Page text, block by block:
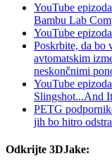
YouTube
Bambu Lab
YouTube
Poskrbite, da bo
avtomatskim
neskončnimi
YouTube
Slingshot...And
PETG
jih bo hitro
Odkrijte 3DJake: